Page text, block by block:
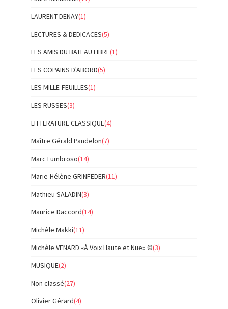
LAURENT DENAY(1)
LECTURES & DEDICACES(5)
LES AMIS DU BATEAU LIBRE(1)
LES COPAINS D'ABORD(5)
LES MILLE-FEUILLES(1)
LES RUSSES(3)
LITTERATURE CLASSIQUE(4)
Maître Gérald Pandelon(7)
Marc Lumbroso(14)
Marie-Hélène GRINFEDER(11)
Mathieu SALADIN(3)
Maurice Daccord(14)
Michèle Makki(11)
Michèle VENARD «À Voix Haute et Nue» ©(3)
MUSIQUE(2)
Non classé(27)
Olivier Gérard(4)